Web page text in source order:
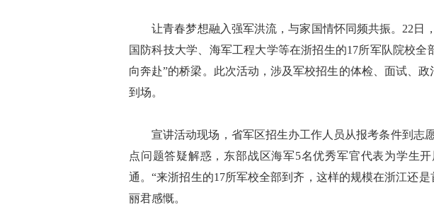
让青春梦想融入强军洪流，与家国情怀同频共振。22日，
国防科技大学、海军工程大学等在浙招生的17所军队院校
向奔赴”的桥梁。此次活动，涉及军校招生的体检、面试、
到场。
宣讲活动现场，省军区招生办工作人员从报考条件到志
点问题答疑解惑，东部战区海军5名优秀军官代表为学生
通。“来浙招生的17所军校全部到齐，这样的规模在浙江还
丽君感慨。